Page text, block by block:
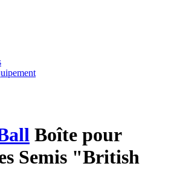
Boîte pour
Semis "British